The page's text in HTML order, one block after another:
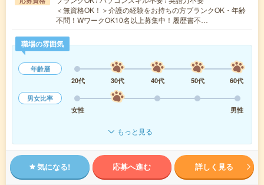
＜無資格OK！＞介護の経験をお持ちの方ブランクOK・年齢
不問！WワークOK10名以上募集中！履歴書不…
職場の雰囲気
年齢層
20代
30代 40代 50代
60代
男女比率
女性
男性
もっと見る
気になる! 応募へ進む 詳しく見る